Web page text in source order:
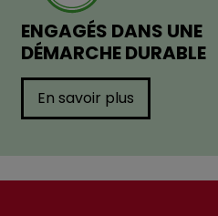
ENGAGÉS DANS UNE
DÉMARCHE DURABLE
En savoir plus